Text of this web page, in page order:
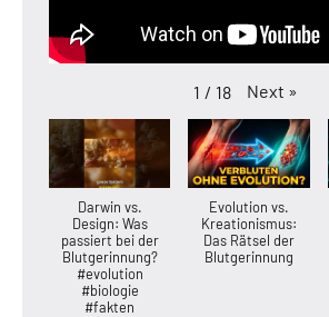
1 / 18 Next »
Darwin vs.
Design: Was
passiert bei der
Blutgerinnung?
#evolution
#biologie
#fakten
Evolution vs.
Kreationismus:
Das Rätsel der
Blutgerinnung